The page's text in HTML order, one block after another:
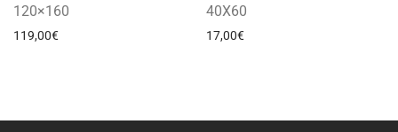
120×160
119,00€
40X60
17,00€